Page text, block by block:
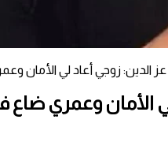
الدين: زوجي أعاد لي الأمان
الأمان وعمري ضاع